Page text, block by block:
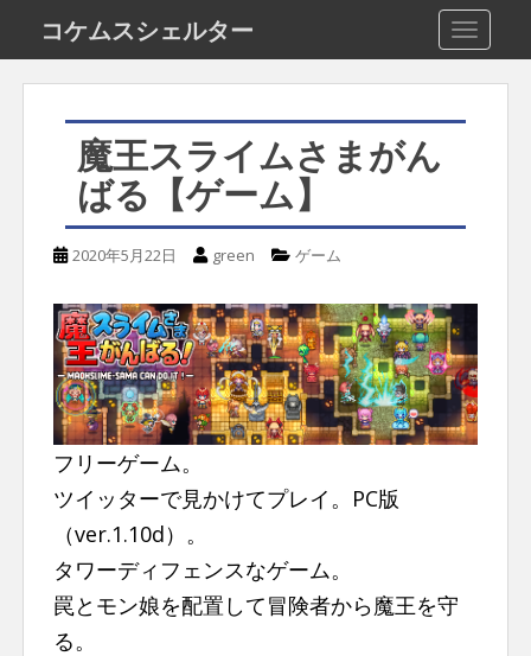
k
コケムスシェルター
魔王スライムさまがん
ばる【ゲーム】
2020年5月22日 green ゲーム
フリーゲーム。
ツイッターで見かけてプレイ。PC版
（ver.1.10d）。
タワーディフェンスなゲーム。
罠とモン娘を配置して冒険者から魔王を守
る。